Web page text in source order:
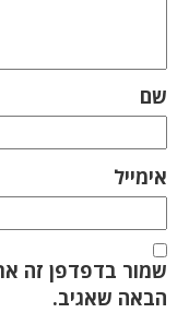
שם
אימייל
שמור בדפדפן זה
הבאה שאגיב.